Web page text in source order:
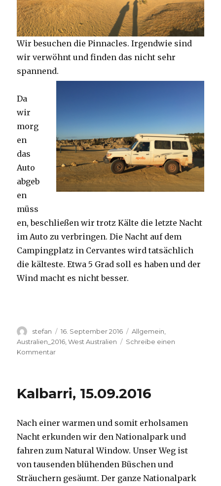
Wir besuchen die Pinnacles. Irgendwie sind
wir verwöhnt und finden das nicht sehr
spannend.
Da
wir
morg
en
das
Auto
abgeb
en
müss
en, beschließen wir trotz Kälte die letzte Nacht
im Auto zu verbringen. Die Nacht auf dem
Campingplatz in Cervantes wird tatsächlich
die kälteste. Etwa 5 Grad soll es haben und der
Wind macht es nicht besser.
Autor
stefan
Veröffentlicht
am
16. September 2016 Kategorien
Allgemein
Australien_2016 ,West Australien
Schreibe einen
Kommentarzu
Kalbarri, 15.09.2016
Nach einer warmen und somit erholsamen
Nacht erkunden wir den Nationalpark und
fahren zum Natural Window. Unser Weg ist
von tausenden blühenden Büschen und
Sträuchern gesäumt. Der ganze Nationalpark